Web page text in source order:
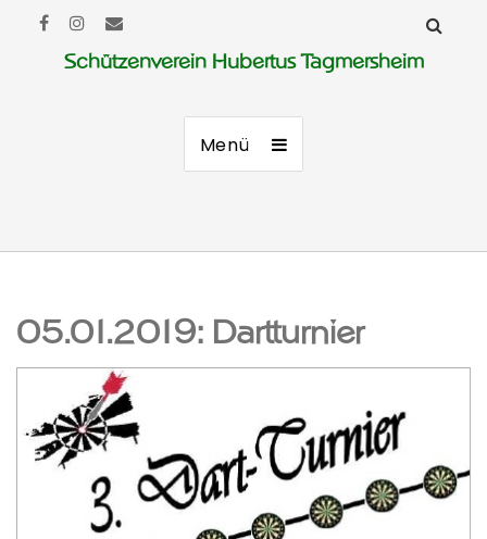
Schützenverein Hubertus Tagmersheim
Menü
05.01.2019: Dartturnier